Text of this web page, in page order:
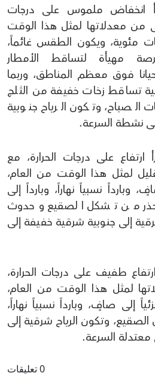
انخفاض ملموس على درجات
من معدلاتها لمثل هذا الوقت
بحدود 6 درجات مئوية، ويكون الطقس غائماً،
مهيأة لتساقط الأمطار
فوق معظم المناطق، وربما
تساقط زخات خفيفة من الثلج
الصباح، وتكون الرياح جنوبية
نشطة السرعة.
على درجات الحرارة، مع
لمثل هذا الوقت من العام،
نسبياً نهاراً، وبارداً إلى
من تشكل الصقيع وحدوث
إلى جنوبية شرقية خفيفة إلى
طفيف على درجات الحرارة،
لمثل هذا الوقت من العام،
إلى صافٍ، وبارداً نسبياً نهاراً،
الصقيع، وتكون الرياح شرقية إلى
معتدلة السرعة.
0 تعليقات